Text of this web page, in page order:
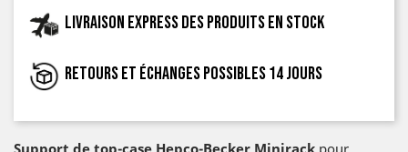
Livraison express des produits en stock
Retours et échanges possibles 14 jours
Support de top-case Hepco-Becker Minirack pour